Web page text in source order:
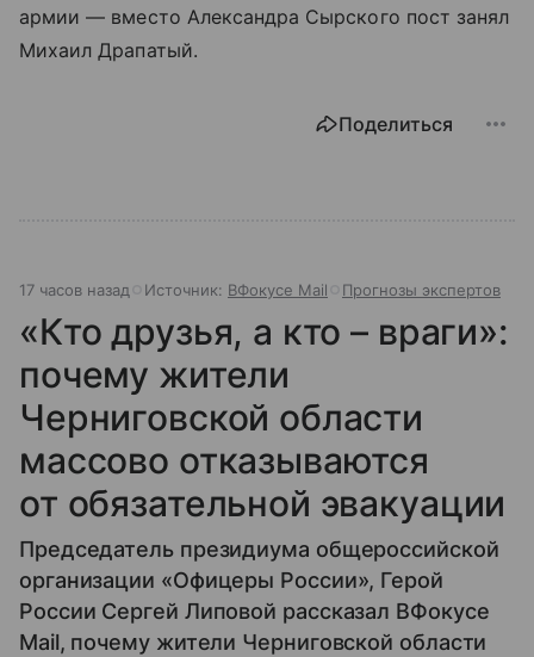
армии — вместо Александра Сырского пост занял
Михаил Драпатый.
Поделиться
17 часов назад Источник: ВФокусе Mail Прогнозы экспертов
«Кто друзья, а кто – враги»:
почему жители
Черниговской области
массово отказываются
от обязательной эвакуации
Председатель президиума общероссийской
организации «Офицеры России», Герой
России Сергей Липовой рассказал ВФокусе
Mail, почему жители Черниговской области